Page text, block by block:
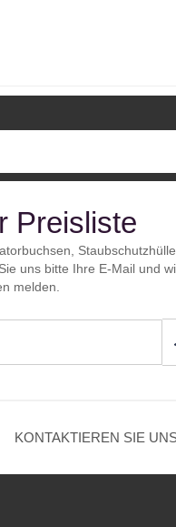
Preisliste
uns bitte Ihre E-Mail und
melden.
KONTAKTIEREN SIE